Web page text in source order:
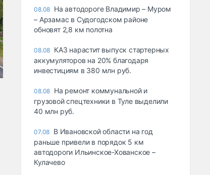
08.08 На автодороге Владимир – Муром
– Арзамас в Судогодском районе
обновят 2,8 км полотна
08.08 КАЗ нарастит выпуск стартерных
аккумуляторов на 20% благодаря
инвестициям в 380 млн руб.
08.08 На ремонт коммунальной и
грузовой спецтехники в Туле выделили
40 млн руб.
07.08 В Ивановской области на год
раньше привели в порядок 5 км
автодороги Ильинское-Хованское –
Кулачево